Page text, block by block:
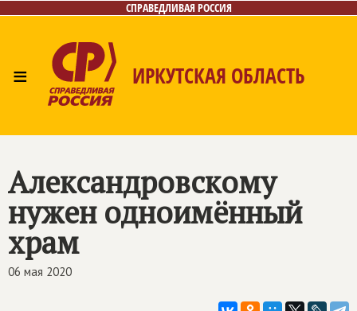
СПРАВЕДЛИВАЯ РОССИЯ
≡ ИРКУТСКАЯ ОБЛАСТЬ
Александровскому
нужен одноимённый
храм
06 мая 2020